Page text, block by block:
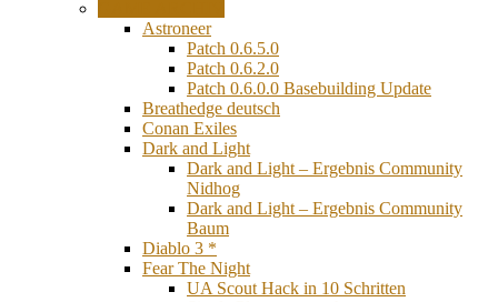
Astroneer
Patch 0.6.5.0
Patch 0.6.2.0
Patch 0.6.0.0 Basebuilding Update
Breathedge deutsch
Conan Exiles
Dark and Light
Dark and Light – Ergebnis Community
Nidhog
Dark and Light – Ergebnis Community
Baum
Diablo 3 *
Fear The Night
UA Scout Hack in 10 Schritten